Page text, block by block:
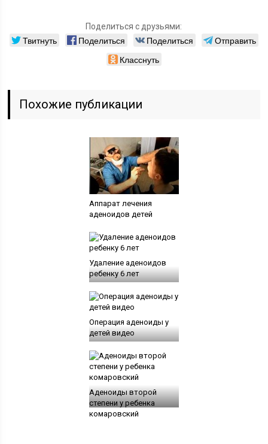
Поделиться с друзьями:
Твитнуть Поделиться Поделиться
Отправить
Класснуть
Похожие публикации
Аппарат лечения
аденоидов детей
Удаление аденоидов
ребенку 6 лет
Операция аденоиды у
детей видео
Аденоиды второй
степени у ребенка
комаровский